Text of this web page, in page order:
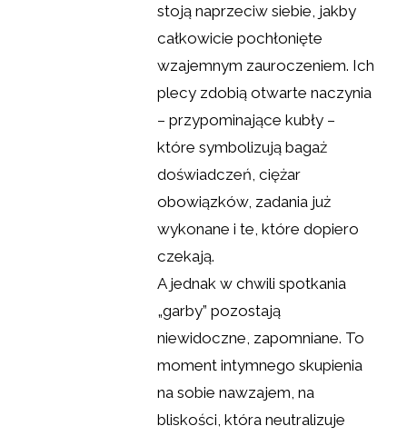
stoją naprzeciw siebie, jakby
całkowicie pochłonięte
wzajemnym zauroczeniem. Ich
plecy zdobią otwarte naczynia
– przypominające kubły –
które symbolizują bagaż
doświadczeń, ciężar
obowiązków, zadania już
wykonane i te, które dopiero
czekają.
A jednak w chwili spotkania
„garby” pozostają
niewidoczne, zapomniane. To
moment intymnego skupienia
na sobie nawzajem, na
bliskości, która neutralizuje